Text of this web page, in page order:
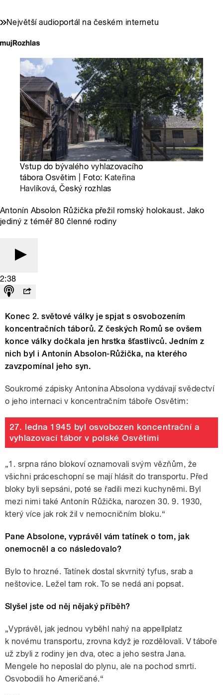
Největší audioportál na českém internetu
Vstup do bývalého vyhlazovacího
tábora Osvětim | Foto: Kateřina
Havlíková, Český rozhlas
Antonín Absolon Růžička přežil romský holokaust. Jako
jediný z téměř 80 členné rodiny
2:38
Konec 2. světové války je spjat s osvobozením
koncentračních táborů. Z českých Romů se ovšem
konce války dočkala jen hrstka šťastlivců. Jedním z
nich byl i Antonín Absolon-Růžička, na kterého
zavzpomínal jeho syn.
Soukromé zápisky Antonína Absolona vydávají svědectví
o jeho internaci v koncentračním táboře Osvětim:
27. ledna 1945 byl osvobozen koncentrační a
vyhlazovací tábor v polské Osvětimi
„1. srpna ráno blokoví oznamovali svým vězňům, že
všichni práceschopní se mají hlásit do transportu. Před
bloky byli sepsáni, poté se řadili mezi kuchyněmi. Byl
mezi nimi také Antonín Růžička, narozen 30. 9. 1930,
který více jak rok žil v nemocničním bloku.“
Pane Absolone, vyprávěl vám tatínek o tom, jak
onemocněl a co následovalo?
Bylo to hrozné. Tatínek dostal skvrnitý tyfus, srab a
neštovice. Ležel tam rok. To se nedá ani popsat.
Slyšel jste od něj nějaký příběh?
„Vyprávěl, jak jednou vyběhl nahý na appellplatz
k novému transportu, zrovna když je rozdělovali. V táboře
už zbyli z rodiny jen dva, otec a jeho sestra Jana.
Mengele ho neposlal do plynu, ale na pochod smrti.
Osvobodili ho Američané.“